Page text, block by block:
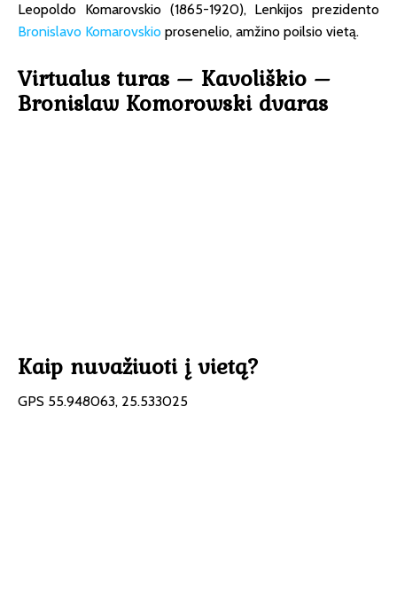
Leopoldo Komarovskio (1865-1920), Lenkijos prezidento
Bronislavo Komarovskio prosenelio, amžino poilsio vietą.
Virtualus turas – Kavoliškio –
Bronislaw Komorowski dvaras
Kaip nuvažiuoti į vietą?
GPS 55.948063, 25.533025